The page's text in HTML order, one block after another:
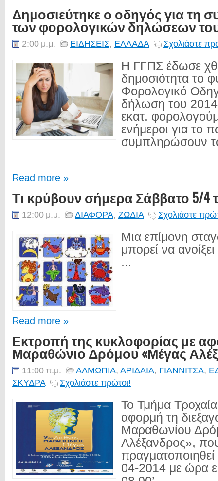
Δημοσιεύτηκε ο οδηγός για τη
των φορολογικών δηλώσεων του
2:00 μ.μ. ΕΙΔΗΣΕΙΣ, ΕΛΛΑΔΑ Σχολιάστε
Η ΓΓΠΣ έδωσε
δημοσιότητα το
Φορολογικό
δήλωση του
εκατ.
ενήμεροι για το
συμπληρώσουν
Read more »
Τι κρύβουν σήμερα Σάββατο 5/4
12:00 μ.μ. ΔΙΑΦΟΡΑ, ΖΩΔΙΑ Σχολιάστε
Μια επίμονη
μπορεί να
...
Read more »
Εκτροπή της κυκλοφορίας με
Μαραθώνιο Δρόμου «Μέγας
11:00 π.μ. ΑΛΜΩΠΙΑ, ΑΡΙΔΑΙΑ, ΓΙΑΝΝΙΤΣΑ,
ΣΚΥΔΡΑ
Σχολιάστε πρώτοι!
Το Τμήμα
αφορμή τη
Μαραθωνίου
Αλέξανδρος»,
04-2014 με ώρα